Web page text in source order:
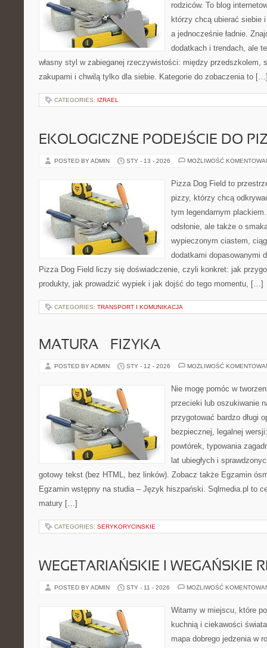
rodziców. To blog
którzy chcą ubierać siebie
a jednocześnie ładnie.
dodatkach i trendach, ale
własny styl w zabieganej rzeczywistości: między przedszkolem,
zakupami i chwilą tylko dla siebie. Kategorie do zobaczenia to
CATEGORIES: IZRAEL
EKOLOGICZNE PODEJŚCIE DO
POSTED BY ADMIN STY - 13 - 2026 MOŻLIWOŚĆ
Pizza Dog Field to
pizzy, którzy chcą
tym legendarnym
odsłonie, ale także o
wypieczonym ciastem,
dodatkami dopasowanymi
Pizza Dog Field liczy się doświadczenie, czyli konkret: jak
produkty, jak prowadzić wypiek i jak dojść do tego momentu, […]
CATEGORIES: TRANSPORT I KOMUNIKACJA
MATURA – FIZYKA
POSTED BY ADMIN STY - 12 - 2026 MOŻLIWOŚĆ
Nie mogę pomóc w
przecieki lub oszukiwanie
przygotować bardzo długi
bezpiecznej, legalnej
powtórek, typowania
lat ubiegłych i
gotowy tekst (bez HTML, bez linków). Zobacz także Egzamin
Egzamin wstępny na studia – Język hiszpański. Sqlmedia.pl to
matury […]
CATEGORIES: SERYKORYCINSKIE
WEGETARIAŃSKIE I WEGAŃSKIE
POSTED BY ADMIN STY - 11 - 2026 MOŻLIWOŚĆ
Witamy w miejscu, które
kuchnią i ciekawości
mapa dobrego jedzenia w